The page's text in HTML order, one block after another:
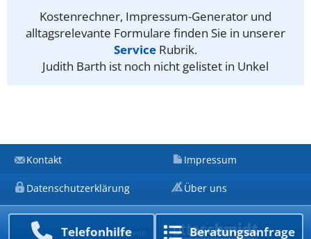
Kostenrechner, Impressum-Generator und
alltagsrelevante Formulare finden Sie in unserer
Service Rubrik.
Judith Barth ist noch nicht gelistet in Unkel
Telefon­hilfe Beratungs­anfrage
Kontakt Impressum
Datenschutzerklärung Über uns
Ein Unternehmen von